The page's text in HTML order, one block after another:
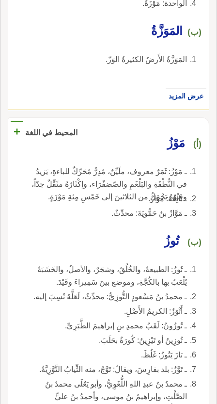
الواحدة: مَوْزَةٌ.
(ب) المَوَزَّةُ
المَوَزَّةُ الأَرضُ الكثيرةُ الوَزّ.
عرض المزيد
المحيط في اللغة +
(أ) مَوْزُ
ـ مَوْزُ: ثَمَرٌ معروف، ملَيِّنٌ، مُدِرٌّ مُحَرِّكٌ للباءةِ، يَزيدُ
في النُّطْفَةِ والبَلْغَمِ والصّضفْرَاء، وإكْثَارُهُ مثَقِّلٌ جدّاً،
وقِنْوُهُ يَحْمِلُ من الثلاثينَ إلى خَمْسِ مِئةِ مَوْزَةٍ.
ـ بائِعُهُ: موَّازٌ.
ـ مَوَّازُ بنُ حَمُّويَةَ: محدِّثٌ.
(ب) تُوزُ
ـ تُوزُ: الطبيعةُ، والخُلُقُ، وشجَرٌ، والأصلُ، والخَشَبَةُ
يُلْعَبُ بها بالكُجَّةِ، وموضع بينَ سَمِيراءَ وفَيْدَ.
ـ محمدُ بنُ مَسْعودٍ التُّوزِيُّ: محدِّثٌ، لَعَلَّهُ نُسِبَ إليه.
ـ أَتْوَزُ: الكريمُ الأَصْلِ.
ـ تُوزُونُ: لَقَبُ محمدِ بنِ إبراهيمَ الطَّبَرِيِّ.
ـ تُوزِينُ أو تَيْزِينُ: كُورَةٌ بحَلَبَ.
ـ تازَ يَتُوزُ: غَلُظَ.
ـ تَوَّزُ: بلد بفارِسَ، ويقالُ: تَوَّجُ، منه الثِّيابُ التَّوَّزِيَّةُ.
ـ محمدُ بنُ عبدِ اللهِ اللُّغَوِيُّ، وأبو يَعْلَى محمدُ بنُ
الصَّلْتِ، وإبراهيمُ بنُ موسى، وأحمدُ بنُ عليٍّ